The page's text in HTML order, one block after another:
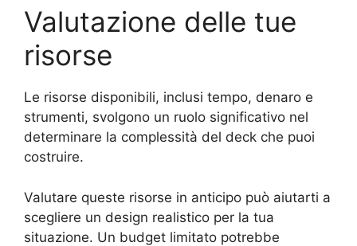
Valutazione delle tue
risorse
Le risorse disponibili, inclusi tempo, denaro e
strumenti, svolgono un ruolo significativo nel
determinare la complessità del deck che puoi
costruire.
Valutare queste risorse in anticipo può aiutarti a
scegliere un design realistico per la tua
situazione. Un budget limitato potrebbe